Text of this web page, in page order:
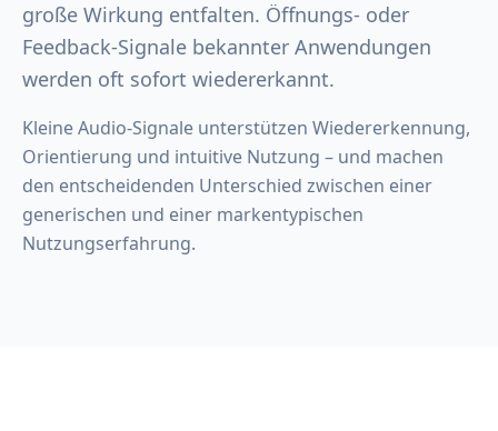
große Wirkung entfalten. Öffnungs- oder
Feedback-Signale bekannter Anwendungen
werden oft sofort wiedererkannt.
Kleine Audio-Signale unterstützen Wiedererkennung,
Orientierung und intuitive Nutzung – und machen
den entscheidenden Unterschied zwischen einer
generischen und einer markentypischen
Nutzungserfahrung.